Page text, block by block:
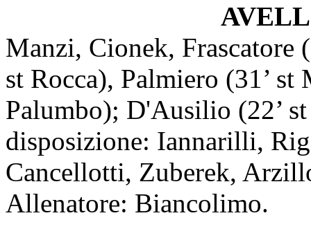
Manzi, Cionek, Frascatore
st Rocca), Palmiero (31’ st
Palumbo); D'Ausilio (22’
disposizione: Iannarilli,
Cancellotti, Zuberek,
Allenatore: Biancolimo.